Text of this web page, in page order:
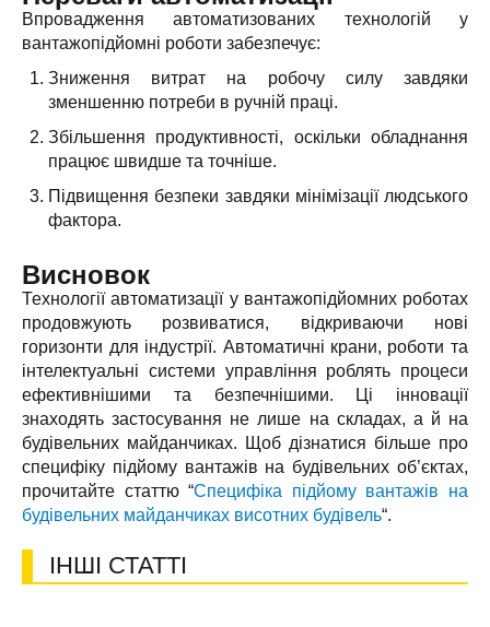
Впровадження автоматизованих технологій у
вантажопідйомні роботи забезпечує:
Зниження витрат на робочу силу завдяки
зменшенню потреби в ручній праці.
Збільшення продуктивності, оскільки обладнання
працює швидше та точніше.
Підвищення безпеки завдяки мінімізації людського
фактора.
Висновок
Технології автоматизації у вантажопідйомних роботах
продовжують розвиватися, відкриваючи нові
горизонти для індустрії. Автоматичні крани, роботи та
інтелектуальні системи управління роблять процеси
ефективнішими та безпечнішими. Ці інновації
знаходять застосування не лише на складах, а й на
будівельних майданчиках. Щоб дізнатися більше про
специфіку підйому вантажів на будівельних об’єктах,
прочитайте статтю “Специфіка підйому вантажів на
будівельних майданчиках висотних будівель“.
ІНШІ СТАТТІ